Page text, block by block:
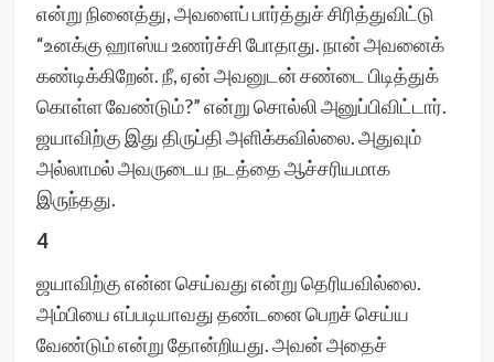
என்று நினைத்து, அவளைப் பார்த்துச் சிரித்துவிட்டு
“உனக்கு ஹாஸ்ய உணர்ச்சி போதாது. நான் அவனைக்
கண்டிக்கிறேன். நீ, ஏன் அவனுடன் சண்டை பிடித்துக்
கொள்ள வேண்டும்?” என்று சொல்லி அனுப்பிவிட்டார்.
ஜயாவிற்கு இது திருப்தி அளிக்கவில்லை. அதுவும்
அல்லாமல் அவருடைய நடத்தை ஆச்சரியமாக
இருந்தது.
4
ஜயாவிற்கு என்ன செய்வது என்று தெரியவில்லை.
அம்பியை எப்படியாவது தண்டனை பெறச் செய்ய
வேண்டும் என்று தோன்றியது. அவன் அதைச்